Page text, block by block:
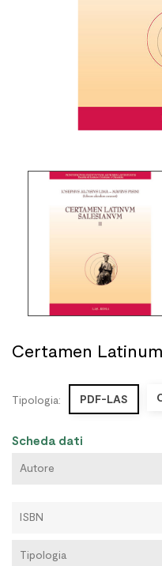
Certamen
Tipologia: PDF-LAS
Scheda dati
Autore
ISBN
Tipologia